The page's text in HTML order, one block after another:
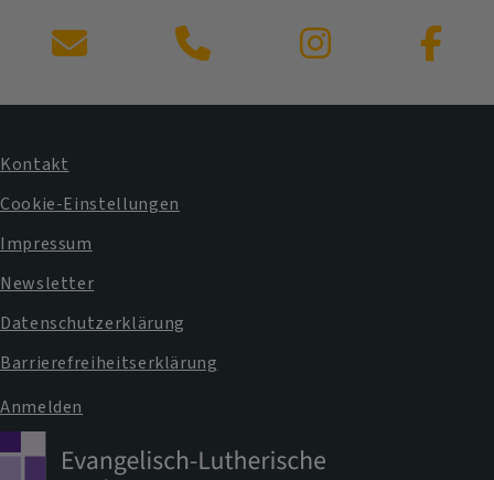
Kontaktformular
Fußbereichsmenü
Kontakt
Cookie-Einstellungen
Impressum
Newsletter
Datenschutzerklärung
Barrierefreiheitserklärung
Benutzermenü
Anmelden